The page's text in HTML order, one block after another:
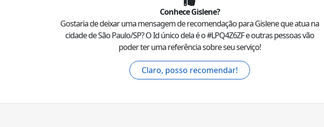
ConheceGislene?
Gostaria de deixar uma mensagem de recomendação paraGisleneque atua na
cidade deSão Paulo/SP? O Id único dela é o #LPQ4Z6ZFe outras pessoas vão
poder ter uma referência sobre seu serviço!
Claro, posso recomendar!